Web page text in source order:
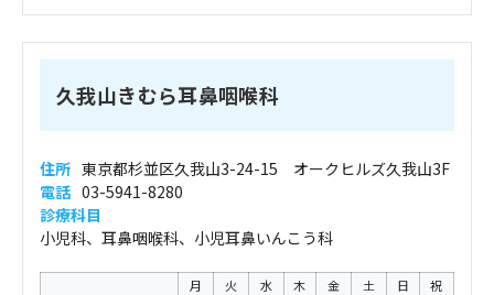
久我山きむら耳鼻咽喉科
住所 東京都杉並区久我山3-24-15 オークヒルズ久我山3F
電話 03-5941-8280
診療科目
小児科、耳鼻咽喉科、小児耳鼻いんこう科
月 火 水 木 金 土 日 祝